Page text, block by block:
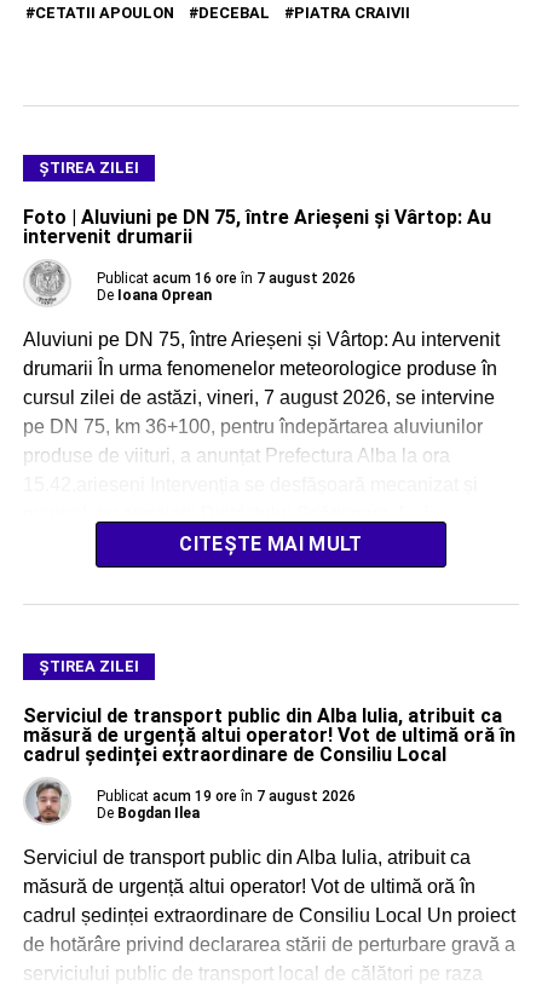
CETATII APOULON DECEBAL PIATRA CRAIVII
ŞTIREA ZILEI
Foto | Aluviuni pe DN 75, între Arieșeni și Vârtop: Au
intervenit drumarii
Publicat acum 16 ore în 7 august 2026
De Ioana Oprean
Aluviuni pe DN 75, între Arieșeni și Vârtop: Au intervenit
drumarii În urma fenomenelor meteorologice produse în
cursul zilei de astăzi, vineri, 7 august 2026, se intervine
pe DN 75, km 36+100, pentru îndepărtarea aluviunilor
produse de viituri, a anunțat Prefectura Alba la ora
CITEȘTE MAI MULT
ŞTIREA ZILEI
Serviciul de transport public din Alba Iulia, atribuit ca
măsură de urgență altui operator! Vot de ultimă oră în
cadrul ședinței extraordinare de Consiliu Local
Publicat acum 19 ore în 7 august 2026
De Bogdan Ilea
Serviciul de transport public din Alba Iulia, atribuit ca
măsură de urgență altui operator! Vot de ultimă oră în
cadrul ședinței extraordinare de Consiliu Local Un proiect
de hotărâre privind declararea stării de perturbare gravă a
serviciului public de transport local de călători pe raza